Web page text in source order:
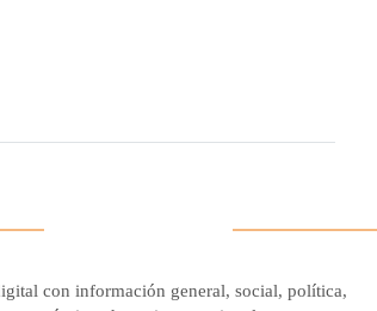
con información general, social, política,